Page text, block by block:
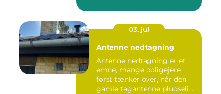
03. jul
Antenne nedtagning
Antenne nedtagning er et
emne, mange boligejere
først tænker over, når den
gamle tagantenne pludseli...